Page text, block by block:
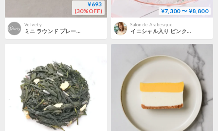
¥693
(30%OFF)
Velvety
ミニ ラウンド プレート 3color
¥7,300 〜 ¥8,800
Salon de Arabesque
イニシャル入り ピンクローズ ガラスティーカップ＆ソーサーセット